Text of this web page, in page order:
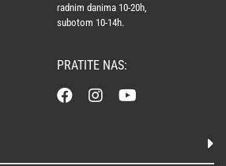
radnim danima 10-20h,
subotom 10-14h.
PRATITE NAS: